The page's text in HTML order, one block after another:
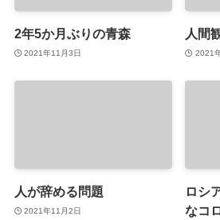
2年5か月ぶりの青森
2021年11月3日
人間
2021
人が辞める問題
2021年11月2日
ロシ
なコ